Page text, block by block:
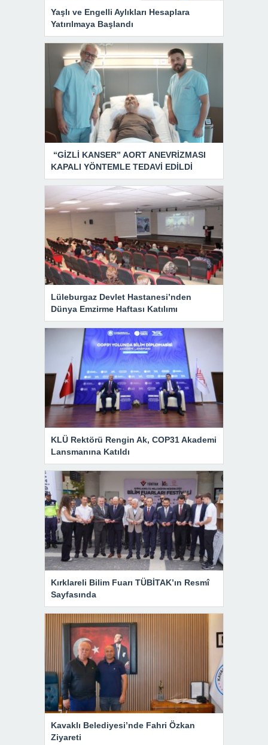
Yaşlı ve Engelli Aylıkları Hesaplara
Yatırılmaya Başlandı
“GİZLİ KANSER” AORT ANEVRİZMASI
KAPALI YÖNTEMLE TEDAVİ EDİLDİ
Lüleburgaz Devlet Hastanesi’nden
Dünya Emzirme Haftası Katılımı
KLÜ Rektörü Rengin Ak, COP31 Akademi
Lansmanına Katıldı
Kırklareli Bilim Fuarı TÜBİTAK’ın Resmî
Sayfasında
Kavaklı Belediyesi’nde Fahri Özkan
Ziyareti